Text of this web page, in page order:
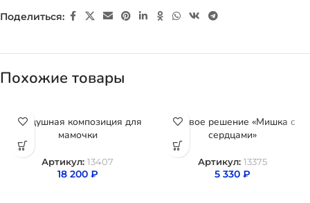
Поделиться:
Похожие товары
Воздушная композиция для
мамочки
Артикул: 13407
18 200 ₽
Готовое решение «Мишка с
сердцами»
Артикул: 13375
5 330 ₽